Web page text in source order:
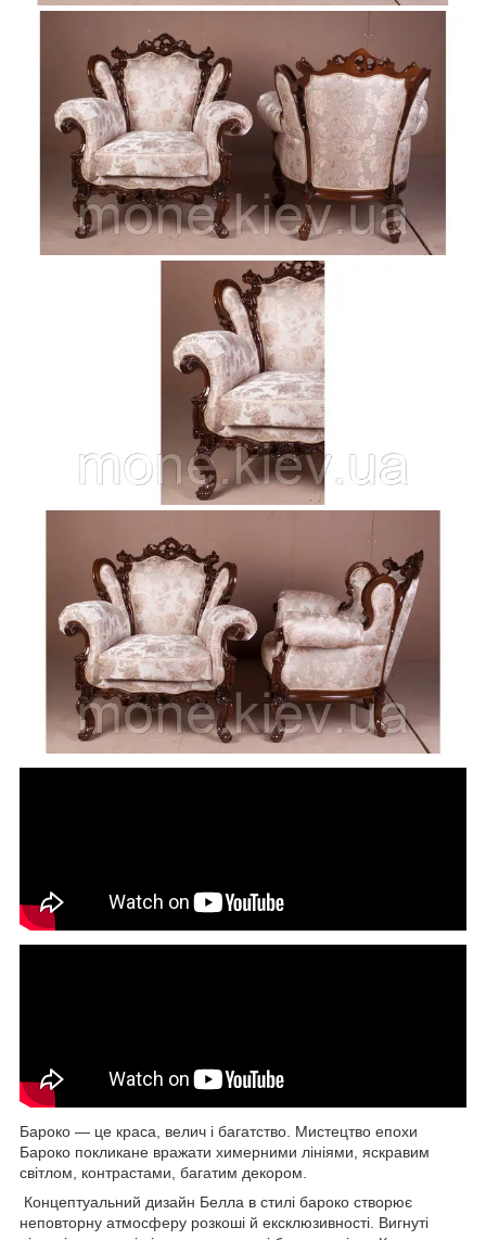
Бароко — це краса, велич і багатство. Мистецтво епохи
Бароко покликане вражати химерними лініями, яскравим
світлом, контрастами, багатим декором.
Концептуальний дизайн Белла в стилі бароко створює
неповторну атмосферу розкоші й ексклюзивності. Вигнуті